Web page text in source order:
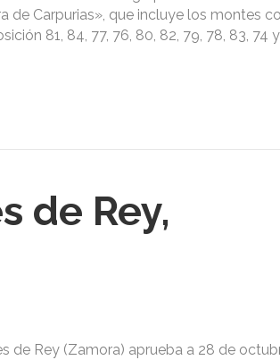
de Carpurias», que incluye los montes
81, 84, 77, 76, 80, 82, 79, 78, 83, 74
de Rey,
de Rey (Zamora) aprueba a 28 de